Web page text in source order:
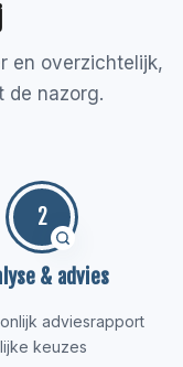
en overzichtelijk,
de nazorg.
2
& advies
adviesrapport
keuzes